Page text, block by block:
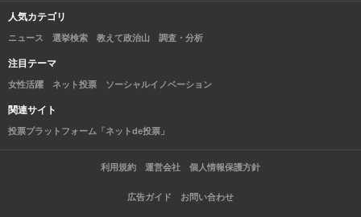
人気カテゴリ
ニュース 選挙検索 教えて政治山 調査・分析
注目テーマ
女性活躍 ネット投票 ソーシャルイノベーション
関連サイト
投票プラットフォーム「ネットde投票」
利用規約 運営会社 個人情報保護方針
広告ガイド お問い合わせ